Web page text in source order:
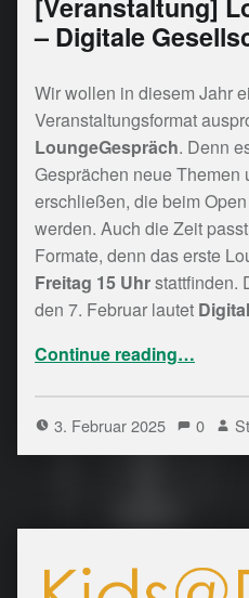
– Digitale
Wir wollen in diesem Jahr
Veranstaltungsformat
LoungeGespräch. Denn
Gesprächen neue Themen
erschließen, die beim
werden. Auch die Zeit
Formate, denn das erste
Freitag 15 Uhrstattfinden.
den 7. Februar lautet
Continue reading…
3. Februar 2025 0